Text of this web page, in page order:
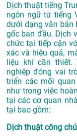
Dịch thuật tiếng
ngôn ngữ từ tiếng
dưới dạng văn bản
gốc ban đầu. Dịch
chức tại tiếp cận
xác và hiệu quả,
liệu khi cần
nghiệp đóng vai
triển các mối
như trong việc
tại các cơ quan
tại bao gồm:
Dịch thuật công